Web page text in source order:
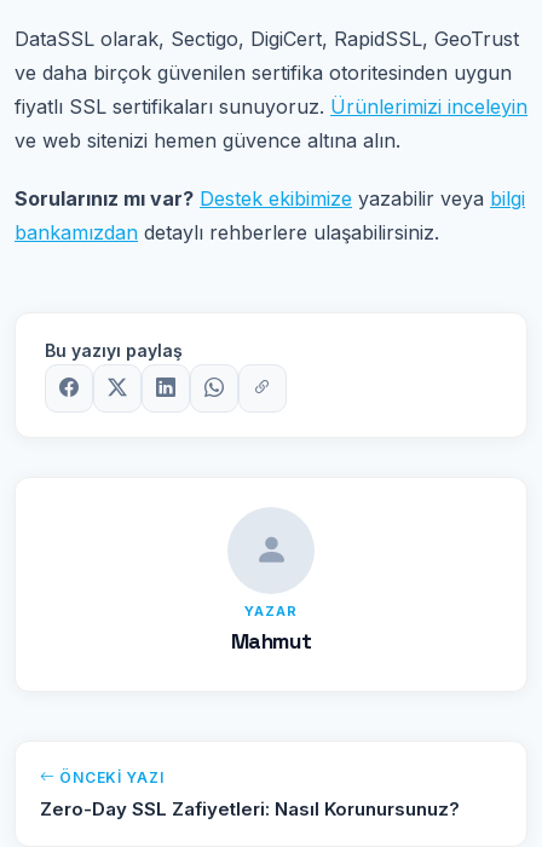
DataSSL olarak, Sectigo, DigiCert, RapidSSL, GeoTrust
ve daha birçok güvenilen sertifika otoritesinden uygun
fiyatlı SSL sertifikaları sunuyoruz. Ürünlerimizi inceleyin
ve web sitenizi hemen güvence altına alın.
Sorularınız mı var? Destek ekibimize yazabilir veya bilgi
bankamızdan detaylı rehberlere ulaşabilirsiniz.
Bu yazıyı paylaş
YAZAR
Mahmut
ÖNCEKI YAZI
Zero-Day SSL Zafiyetleri: Nasıl Korunursunuz?